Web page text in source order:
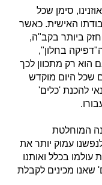
סימן שכל
האישית. כאשר
ביותר בקב"ה,
בחלון",
רק מתכוון לכך
שכל היום מוקדש
להכנת 'כלים'
המוחלטת
עמוק יותר את
בכלל ואותנו
מכינים לקבלת